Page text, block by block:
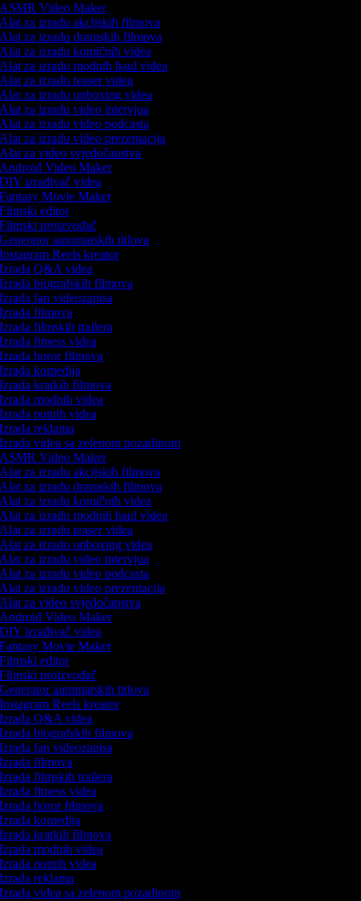
Video Maker
za izradu akcijskih filmova
za izradu dramskih filmova
za izradu komičnih videa
za izradu modnih haul videa
za izradu teaser videa
za izradu unboxing videa
za izradu video intervjua
za izradu video podcasta
za izradu video prezentacija
za video svjedočanstva
Video Maker
izrađivač videa
Movie Maker
editor
proizvođač
automatskih titlova
Reels kreator
Q&A videa
biografskih filmova
fan videozapisa
filmova
filmskih trailera
fitness videa
horor filmova
komedija
kratkih filmova
modnih videa
putnih videa
reklama
videa sa zelenom pozadinom
Video Maker
za izradu akcijskih filmova
za izradu dramskih filmova
za izradu komičnih videa
za izradu modnih haul videa
za izradu teaser videa
za izradu unboxing videa
za izradu video intervjua
za izradu video podcasta
za izradu video prezentacija
za video svjedočanstva
Video Maker
izrađivač videa
Movie Maker
editor
proizvođač
automatskih titlova
Reels kreator
Q&A videa
biografskih filmova
fan videozapisa
filmova
filmskih trailera
fitness videa
horor filmova
komedija
kratkih filmova
modnih videa
putnih videa
reklama
videa sa zelenom pozadinom